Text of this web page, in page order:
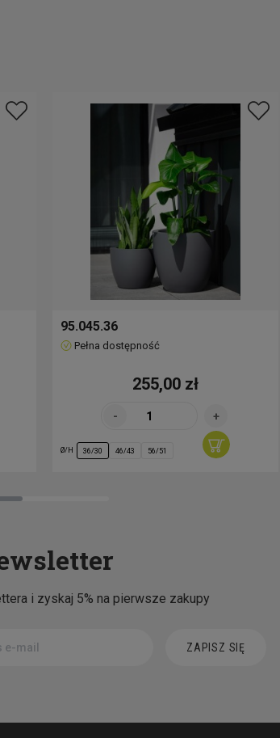
95.045.36
Pełna dostępność
255,00 zł
Ø/H 36/30 46/43 56/51
i zyskaj 5% na pierwsze zakupy
ZAPISZ SIĘ